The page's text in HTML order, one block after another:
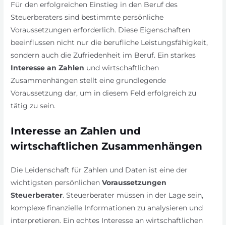
Für den erfolgreichen Einstieg in den Beruf des
Steuerberaters sind bestimmte persönliche
Voraussetzungen erforderlich. Diese Eigenschaften
beeinflussen nicht nur die berufliche Leistungsfähigkeit,
sondern auch die Zufriedenheit im Beruf. Ein starkes
Interesse an Zahlen und wirtschaftlichen
Zusammenhängen stellt eine grundlegende
Voraussetzung dar, um in diesem Feld erfolgreich zu
tätig zu sein.
Interesse an Zahlen und
wirtschaftlichen Zusammenhängen
Die Leidenschaft für Zahlen und Daten ist eine der
wichtigsten persönlichenVoraussetzungen
Steuerberater. Steuerberater müssen in der Lage sein,
komplexe finanzielle Informationen zu analysieren und
interpretieren. Ein echtes Interesse an wirtschaftlichen